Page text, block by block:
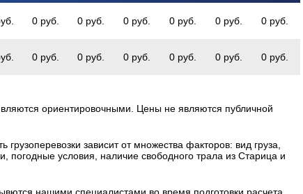
0 руб. 0 руб. 0 руб. 0 руб. 0 руб. 0 руб.
0 руб. 0 руб. 0 руб. 0 руб. 0 руб. 0 руб.
ориентировочными. Цены не являются публичной
грузоперевозки зависит от множества факторов: вид груза,
погодные условия, наличие свободного трала из Старица и